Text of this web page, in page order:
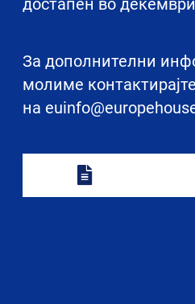
достапен во
За дополнителни
молиме
на